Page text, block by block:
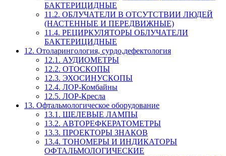
БАКТЕРИЦИДНЫЕ
11.2. ОБЛУЧАТЕЛИ В ОТСУТСТВИИ ЛЮДЕЙ
(НАСТЕННЫЕ И ПЕРЕДВИЖНЫЕ)
11.4. РЕЦИРКУЛЯТОРЫ ОБЛУЧАТЕЛИ
БАКТЕРИЦИДНЫЕ
12. Отоларингология, сурдо,дефектология
12.1. АУДИОМЕТРЫ
12.2. ОТОСКОПЫ
12.3. ЭХОСИНУСКОПЫ
12.4. ЛОР-Комбайны
12.5. ЛОР-Кресла
13. Офтальмологическое оборудование
13.1. ЩЕЛЕВЫЕ ЛАМПЫ
13.2. АВТОРЕФКЕРАТОМЕТРЫ
13.3. ПРОЕКТОРЫ ЗНАКОВ
13.4. ТОНОМЕРЫ И ИНДИКАТОРЫ
ОФТАЛЬМОЛОГИЧЕСКИЕ